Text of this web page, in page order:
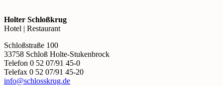
Holter Schloßkrug
Hotel | Restaurant
Schloßstraße 100
33758 Schloß Holte-Stukenbrock
Telefon 0 52 07/91 45-0
Telefax 0 52 07/91 45-20
info@schlosskrug.de